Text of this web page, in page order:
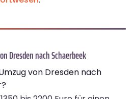
Dresden nach Schaerbeek
von Dresden nach